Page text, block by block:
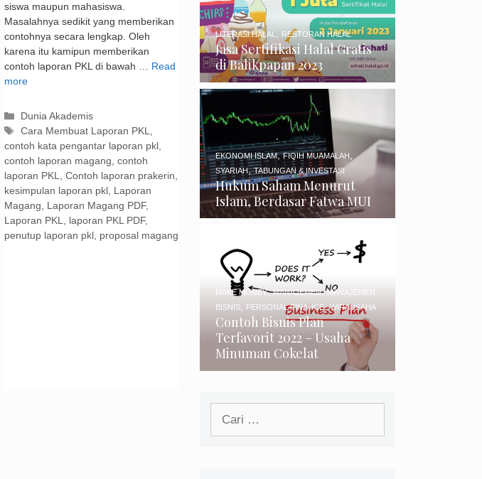
siswa maupun mahasiswa.
Masalahnya sedikit yang memberikan
contohnya secara lengkap. Oleh
karena itu kamipun memberikan
contoh laporan PKL di bawah … Read
more
Kategori
Dunia Akademis
Tag
Cara Membuat Laporan PKL,
contoh kata pengantar laporan pkl,
contoh laporan magang, contoh
laporan PKL, Contoh laporan prakerin,
kesimpulan laporan pkl, Laporan
Magang, Laporan Magang PDF,
Laporan PKL, laporan PKL PDF,
penutup laporan pkl, proposal magang
Jasa Sertifikasi Halal Gratis
di Balikpapan 2023
LITERASI HALAL , RESTORAN HALAL
Hukum Saham Menurut
Islam, Berdasar Fatwa MUI
EKONOMI ISLAM,FIQIH MUAMALAH
SYARIAH,TABUNGAN & INVESTASI
Contoh Bisnis Plan
Terfavorit 2022 – Usaha
Minuman Cokelat
MAKE MONEY,MANAJEMEN,MANAJEMEN
BISNIS, PERSONAL FINANCE,WIRAUSAHA
Cari